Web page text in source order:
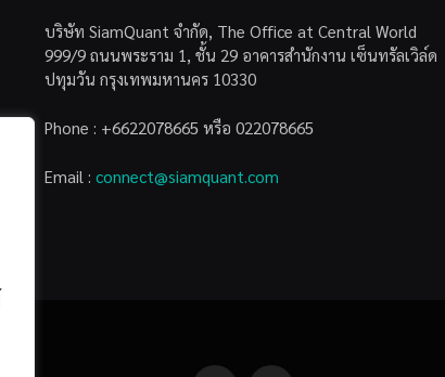
บริษัท SiamQuant จำกัด, The Office at Central World
999/9 ถนนพระราม 1, ชั้น 29 อาคารสำนักงาน เซ็นทรัลเวิล์ด
ปทุมวัน กรุงเทพมหานคร 10330
Phone : +6622078665 หรือ 022078665
Email : connect@siamquant.com